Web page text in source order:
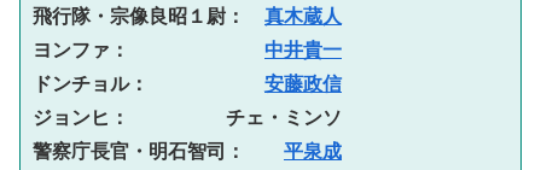
飛行隊・宗像良昭１尉： 真木蔵人
ヨンファ： 中井貴一
ドンチョル： 安藤政信
ジョンヒ：　　　　　チェ・ミンソ
警察庁長官・明石智司： 平泉成